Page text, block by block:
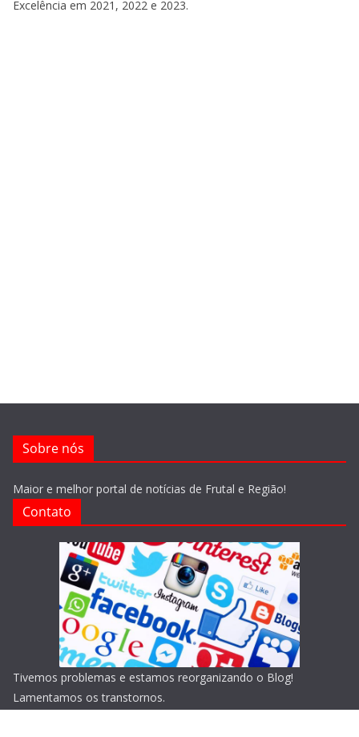
Excelência em 2021, 2022 e 2023.
Sobre nós
Maior e melhor portal de notícias de Frutal e Região!
Contato
Tivemos problemas e estamos reorganizando o Blog!
Lamentamos os transtornos.